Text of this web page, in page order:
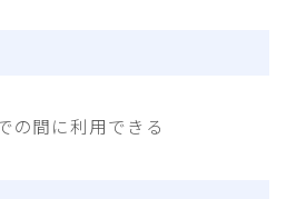
の間に利用できる